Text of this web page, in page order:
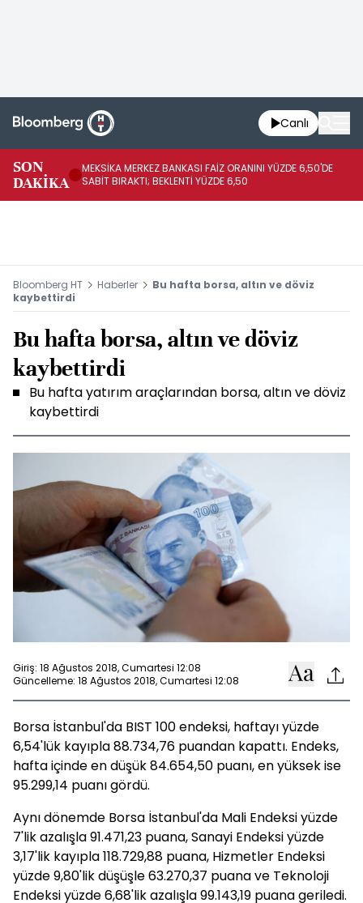
Canlı
SON
DAKİKA
MEKSİKA MERKEZ BANKASI FAİZ ORANINI YÜZDE 6,50'DE
SABİT BIRAKTI; BEKLENTİ YÜZDE 6,50
Bloomberg HT Haberler
Bu hafta borsa, altın ve döviz
kaybettirdi
Bu hafta borsa, altın ve döviz
kaybettirdi
Bu hafta yatırım araçlarından borsa, altın ve döviz
kaybettirdi
Giriş: 18 Ağustos 2018, Cumartesi 12:08
Güncelleme: 18 Ağustos 2018, Cumartesi 12:08
Borsa İstanbul'da BIST 100 endeksi, haftayı yüzde
6,54'lük kayıpla 88.734,76 puandan kapattı. Endeks,
hafta içinde en düşük 84.654,50 puanı, en yüksek ise
95.299,14 puanı gördü.
Aynı dönemde Borsa İstanbul'da Mali Endeksi yüzde
7'lik azalışla 91.471,23 puana, Sanayi Endeksi yüzde
3,17'lik kayıpla 118.729,88 puana, Hizmetler Endeksi
yüzde 9,80'lik düşüşle 63.270,37 puana ve Teknoloji
Endeksi yüzde 6,68'lik azalışla 99.143,19 puana geriledi.